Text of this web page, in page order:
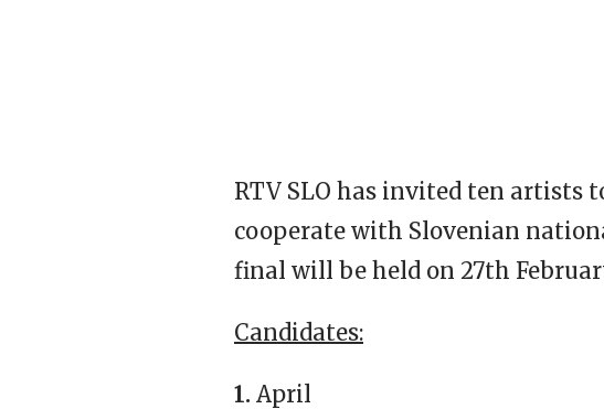
RTV SLO has invited ten artists
cooperate with Slovenian
final will be held on 27th
Candidates:
1. April